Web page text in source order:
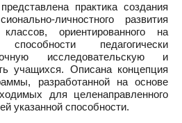
практика cоздания
личностного развития
ориентированного на
педагогически
исследовательскую и
учащихся. Описана концепция
разработанной на основе
для целенаправленного
указанной способности.